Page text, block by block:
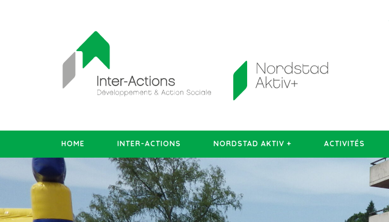
HOME INTER-ACTIONS NORDSTAD AKTIV + ACTIVITÉS